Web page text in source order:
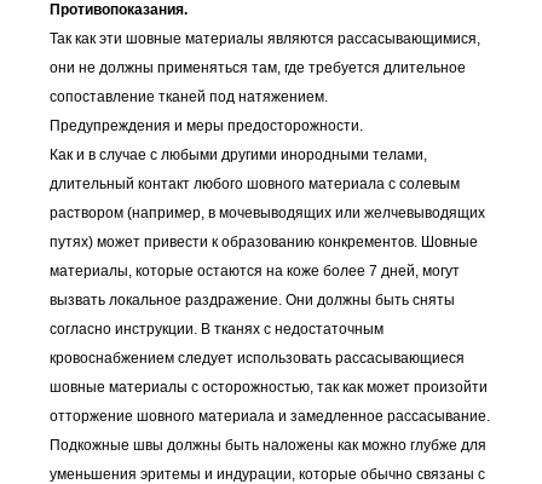
Противопоказания.
Так как эти шовные материалы являются рассасывающимися,
они не должны применяться там, где требуется длительное
сопоставление тканей под натяжением.
Предупреждения и меры предосторожности.
Как и в случае с любыми другими инородными телами,
длительный контакт любого шовного материала с солевым
раствором (например, в мочевыводящих или желчевыводящих
путях) может привести к образованию конкрементов. Шовные
материалы, которые остаются на коже более 7 дней, могут
вызвать локальное раздражение. Они должны быть сняты
согласно инструкции. В тканях с недостаточным
кровоснабжением следует использовать рассасывающиеся
шовные материалы с осторожностью, так как может произойти
отторжение шовного материала и замедленное рассасывание.
Подкожные швы должны быть наложены как можно глубже для
уменьшения эритемы и индурации, которые обычно связаны с